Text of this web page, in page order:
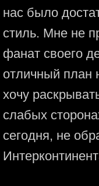
нас было
стиль. Мне не
фанат своего
отличный план
хочу
слабых
сегодня, не